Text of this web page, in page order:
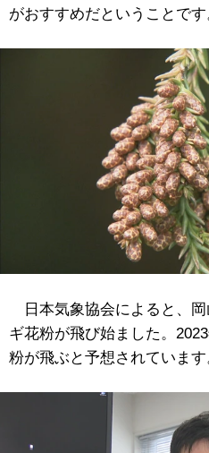
がおすすめだということです
日本気象協会によると、岡
ギ花粉が飛び始ました。
粉が飛ぶと予想されています